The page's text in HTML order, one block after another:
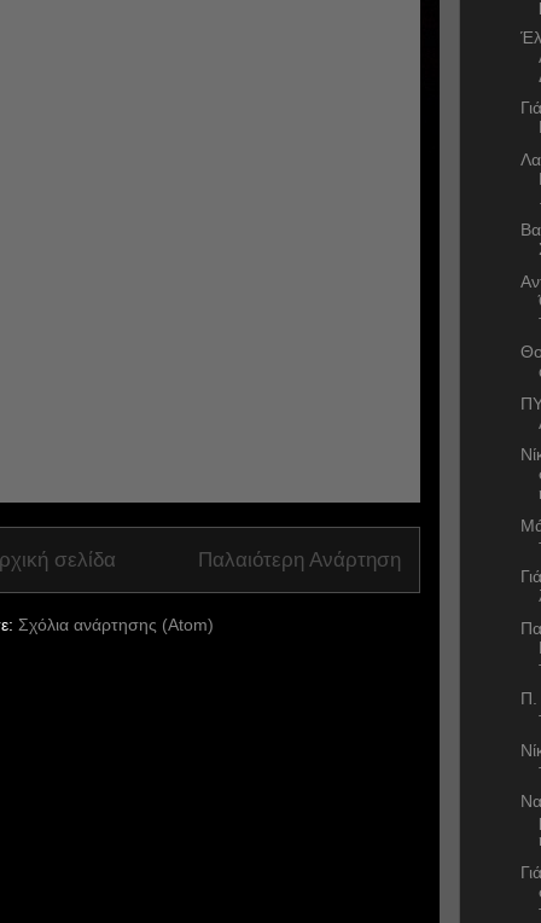
Παλαιότερη Ανάρτηση
σελίδα
Σχόλια ανάρτησης (Atom)
Π.